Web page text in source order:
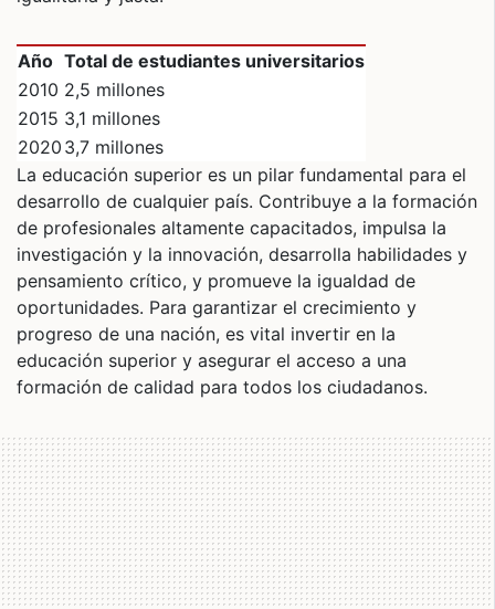
Año Total de estudiantes universitarios
2010 2,5 millones
2015 3,1 millones
2020 3,7 millones
La educación superior es un pilar fundamental para el
desarrollo de cualquier país. Contribuye a la formación
de profesionales altamente capacitados, impulsa la
investigación y la innovación, desarrolla habilidades y
pensamiento crítico, y promueve la igualdad de
oportunidades. Para garantizar el crecimiento y
progreso de una nación, es vital invertir en la
educación superior y asegurar el acceso a una
formación de calidad para todos los ciudadanos.